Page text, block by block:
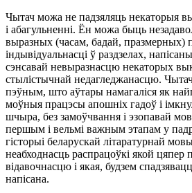
Чытач можа не падзяляць некаторыя
і абагульненні. Ён можа быць
выразных (часам, бадай, празмерных)
індывідуальнасці ў раздзелах,
сэнсавай невыразнасцю некаторых
стылістычнай недагледжанасцю.
пэўным, што аўтары намагаліся як
моўныя працэсы апошніх гадоў і
шчыра, без замоўчвання і эзопавай
першым і вельмі важным этапам у
гісторыі беларускай літаратурнай
неабходнасць распрацоўкі якой цяпер
відавочнасцю і якая, будзем
напісана.